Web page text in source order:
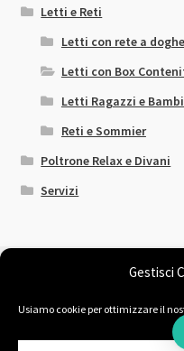
Gestisci
Usiamo cookie per ottimizzare il
Letti e Reti
Letti con rete a
Letti con Box
Letti Ragazzi e
Reti e Sommier
Poltrone Relax e Divani
Servizi
© Il Sogno Comodo 2026
Chi siamo
Fatto con